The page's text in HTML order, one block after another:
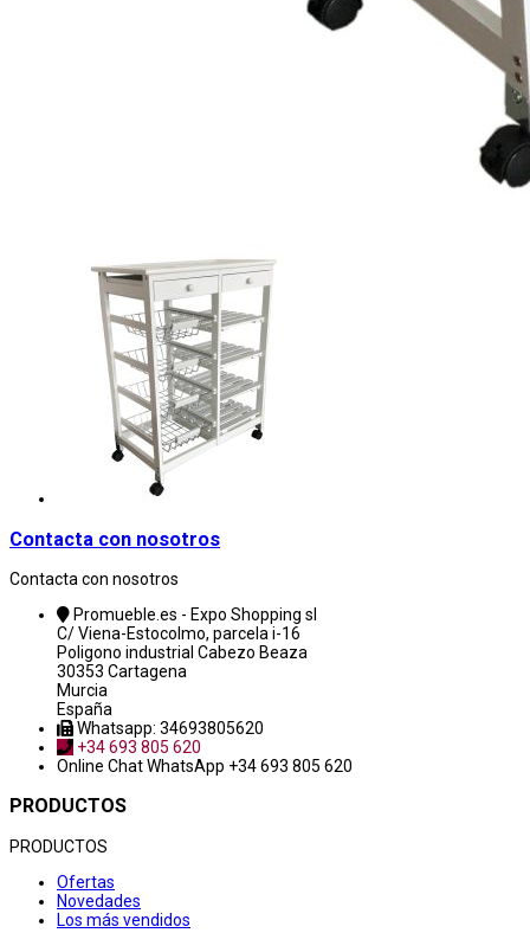
Contacta con nosotros
Contacta con nosotros
Promueble.es - Expo Shopping sl
C/ Viena-Estocolmo, parcela i-16
Poligono industrial Cabezo Beaza
30353 Cartagena
Murcia
España
Whatsapp: 34693805620
+34 693 805 620
Online ChatWhatsApp +34 693 805 620
PRODUCTOS
PRODUCTOS
Ofertas
Novedades
Los más vendidos